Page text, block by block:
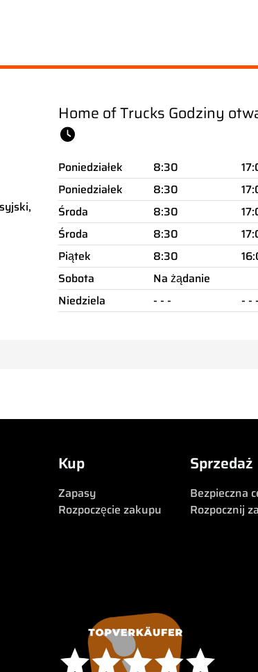
Home of Trucks Godziny
Poniedziałek 8:30
Poniedziałek
8:30
Środa
8:30
Środa
8:30
Piątek
8:30
Sobota
Na żądanie
Niedziela
- - - - - -
Kup
Zapasy
Rozpoczęcie zakupu
Sprzedaż
Bezpieczna
Rozpocznij